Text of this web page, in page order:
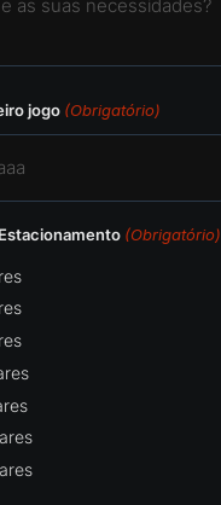
jogo (Obrigatório)
(Obrigatório)